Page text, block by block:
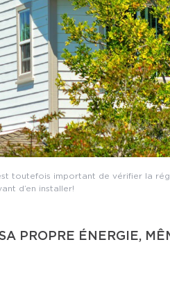
toutefois important de vérifier la
d’en installer!
PROPRE ÉNERGIE,